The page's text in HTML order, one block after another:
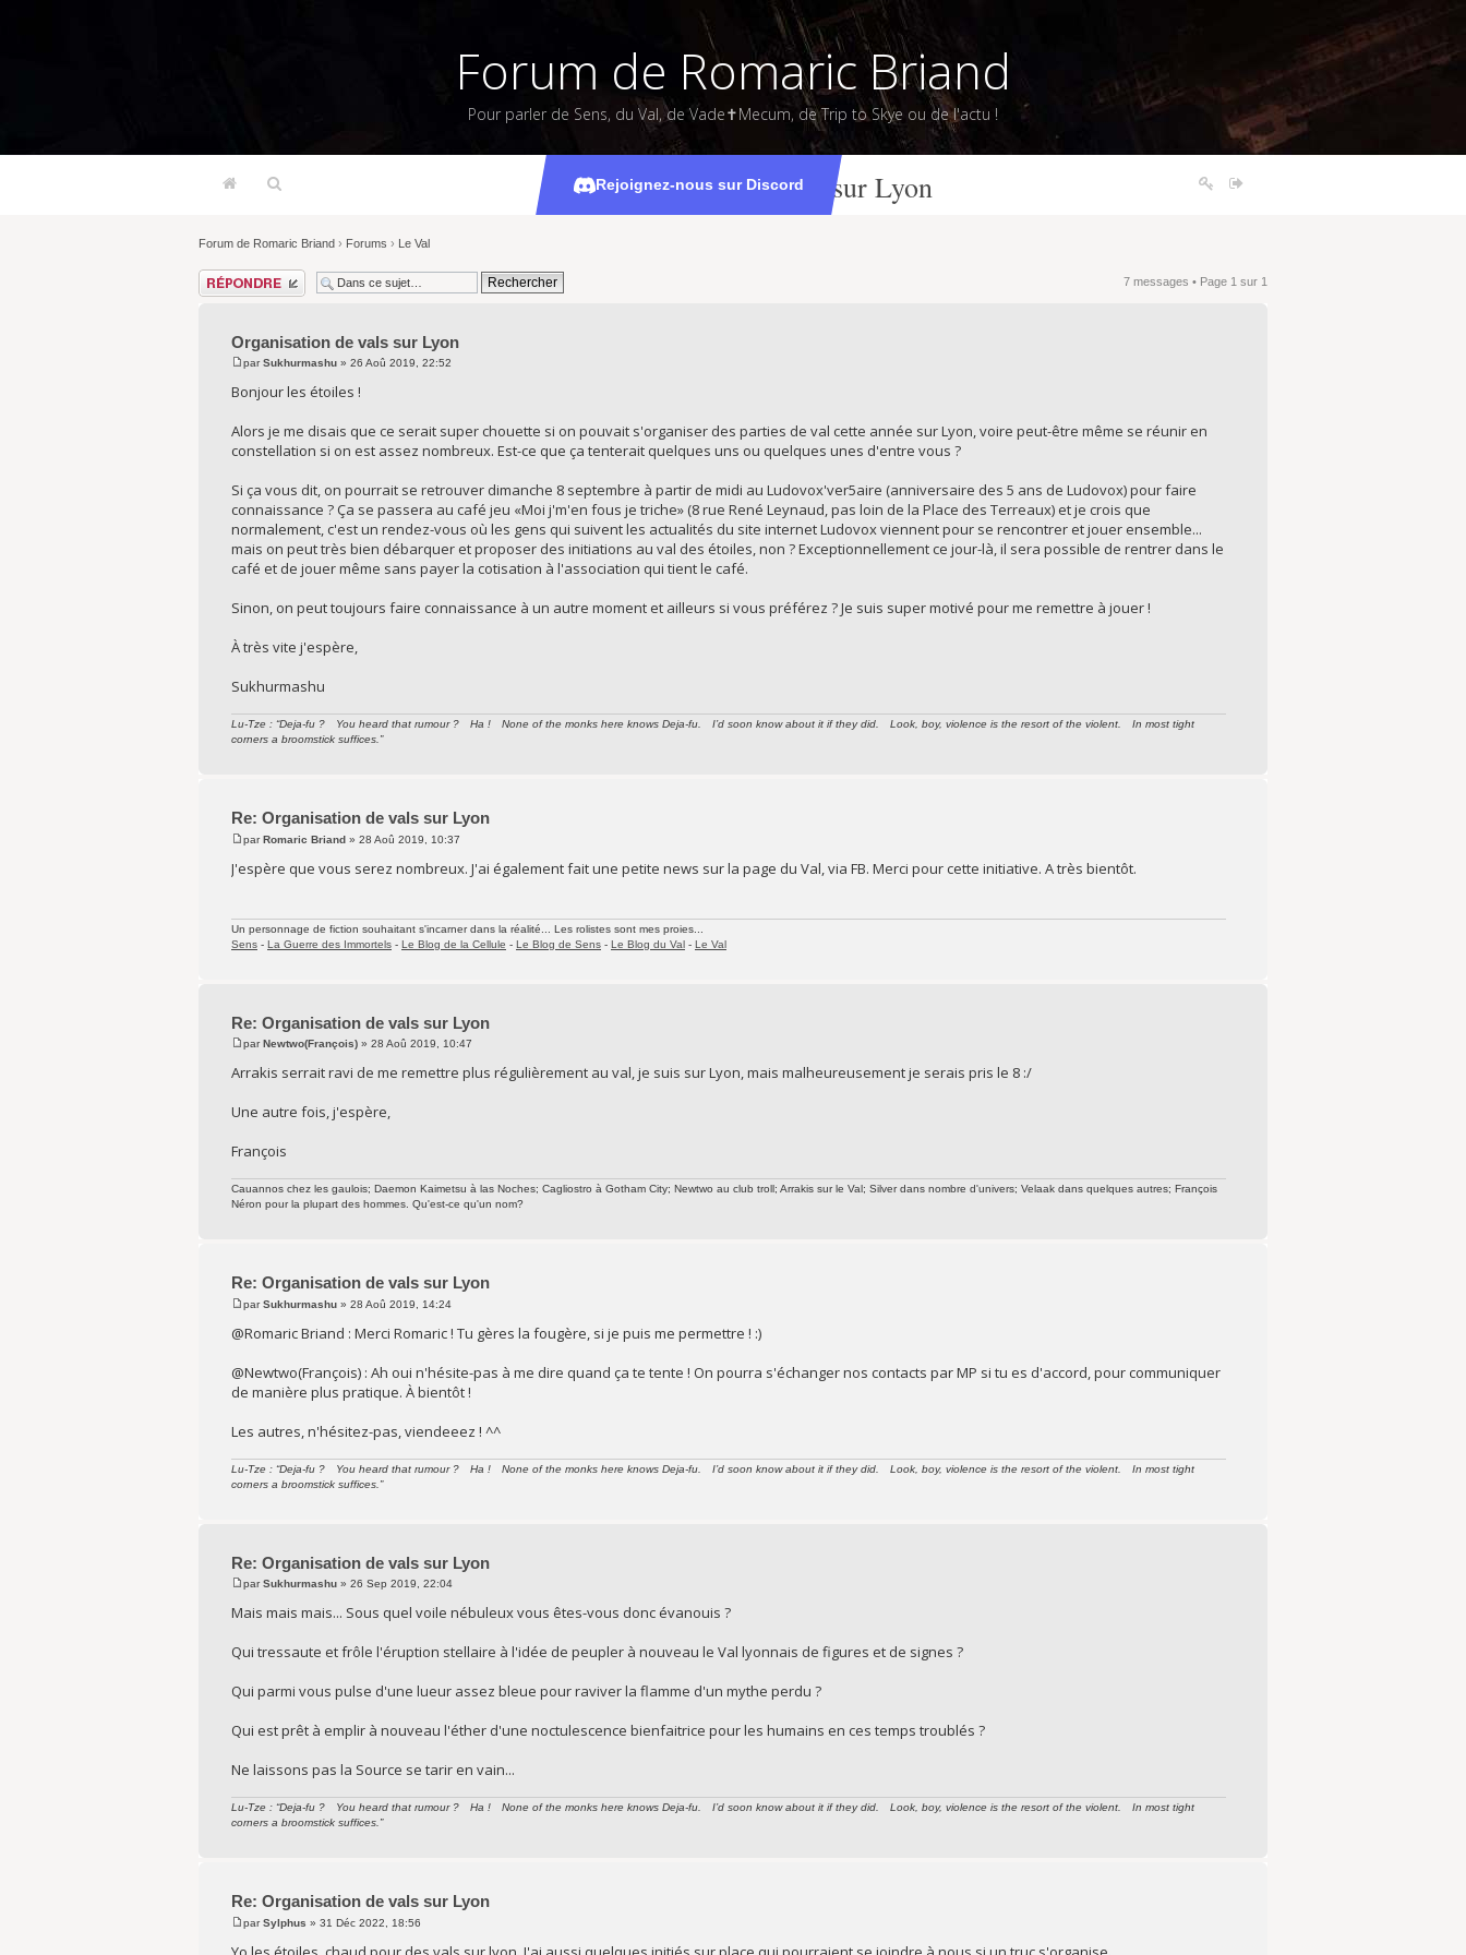
Forum de Romaric Briand
Pour parler de Sens, du Val, de Vade✝Mecum, de Trip to Skye ou de l'actu !
Rejoignez-nous sur Discord
Organisation de vals sur Lyon
Forum de Romaric Briand › Forums › Le Val
Répondre 7 messages • Page 1 sur 1
Organisation de vals sur Lyon
parSukhurmashu » 26 Aoû 2019, 22:52
Bonjour les étoiles !
Alors je me disais que ce serait super chouette si on pouvait s'organiser des parties de val cette année sur Lyon, voire peut-être même se réunir en
constellation si on est assez nombreux. Est-ce que ça tenterait quelques uns ou quelques unes d'entre vous ?
Si ça vous dit, on pourrait se retrouver dimanche 8 septembre à partir de midi au Ludovox'ver5aire (anniversaire des 5 ans de Ludovox) pour faire
connaissance ? Ça se passera au café jeu «Moi j'm'en fous je triche» (8 rue René Leynaud, pas loin de la Place des Terreaux) et je crois que
normalement, c'est un rendez-vous où les gens qui suivent les actualités du site internet Ludovox viennent pour se rencontrer et jouer ensemble...
mais on peut très bien débarquer et proposer des initiations au val des étoiles, non ? Exceptionnellement ce jour-là, il sera possible de rentrer dans le
café et de jouer même sans payer la cotisation à l'association qui tient le café.
Sinon, on peut toujours faire connaissance à un autre moment et ailleurs si vous préférez ? Je suis super motivé pour me remettre à jouer !
À très vite j'espère,
Sukhurmashu
Lu-Tze : “Deja-fu ? You heard that rumour ? Ha ! None of the monks here knows Deja-fu. I’d soon know about it if they did. Look, boy, violence is the resort of the violent. In most tight
corners a broomstick suffices.”
Re: Organisation de vals sur Lyon
parRomaric Briand » 28 Aoû 2019, 10:37
J'espère que vous serez nombreux. J'ai également fait une petite news sur la page du Val, via FB. Merci pour cette initiative. A très bientôt.
Un personnage de fiction souhaitant s'incarner dans la réalité... Les rolistes sont mes proies...
Sens - La Guerre des Immortels - Le Blog de la Cellule - Le Blog de Sens - Le Blog du Val - Le Val
Re: Organisation de vals sur Lyon
parNewtwo(François) » 28 Aoû 2019, 10:47
Arrakis serrait ravi de me remettre plus régulièrement au val, je suis sur Lyon, mais malheureusement je serais pris le 8 :/
Une autre fois, j'espère,
François
Cauannos chez les gaulois; Daemon Kaimetsu à las Noches; Cagliostro à Gotham City; Newtwo au club troll; Arrakis sur le Val; Silver dans nombre d'univers; Velaak dans quelques autres; François
Néron pour la plupart des hommes. Qu'est-ce qu'un nom?
Re: Organisation de vals sur Lyon
parSukhurmashu » 28 Aoû 2019, 14:24
@Romaric Briand : Merci Romaric ! Tu gères la fougère, si je puis me permettre ! :)
@Newtwo(François) : Ah oui n'hésite-pas à me dire quand ça te tente ! On pourra s'échanger nos contacts par MP si tu es d'accord, pour communiquer
de manière plus pratique. À bientôt !
Les autres, n'hésitez-pas, viendeeez ! ^^
Lu-Tze : “Deja-fu ? You heard that rumour ? Ha ! None of the monks here knows Deja-fu. I’d soon know about it if they did. Look, boy, violence is the resort of the violent. In most tight
corners a broomstick suffices.”
Re: Organisation de vals sur Lyon
parSukhurmashu » 26 Sep 2019, 22:04
Mais mais mais... Sous quel voile nébuleux vous êtes-vous donc évanouis ?
Qui tressaute et frôle l'éruption stellaire à l'idée de peupler à nouveau le Val lyonnais de figures et de signes ?
Qui parmi vous pulse d'une lueur assez bleue pour raviver la flamme d'un mythe perdu ?
Qui est prêt à emplir à nouveau l'éther d'une noctulescence bienfaitrice pour les humains en ces temps troublés ?
Ne laissons pas la Source se tarir en vain...
Lu-Tze : “Deja-fu ? You heard that rumour ? Ha ! None of the monks here knows Deja-fu. I’d soon know about it if they did. Look, boy, violence is the resort of the violent. In most tight
corners a broomstick suffices.”
Re: Organisation de vals sur Lyon
parSylphus » 31 Déc 2022, 18:56